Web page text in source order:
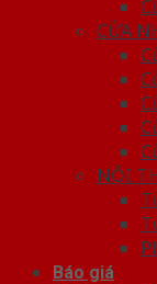
CỬA
NỘI
Báo giá